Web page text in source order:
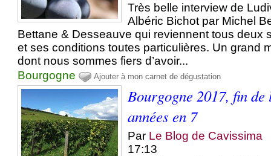
Très belle interview de
Albéric Bichot par Michel
Bettane & Desseauve qui reviennent tous deux
et ses conditions toutes particulières. Un grand
dont nous sommes fiers d’avoir...
Bourgogne
Ajouter à mon carnet de dégustation
Bourgogne 2017, fin
années en 7
Par Le Blog de Cavissima
17:13